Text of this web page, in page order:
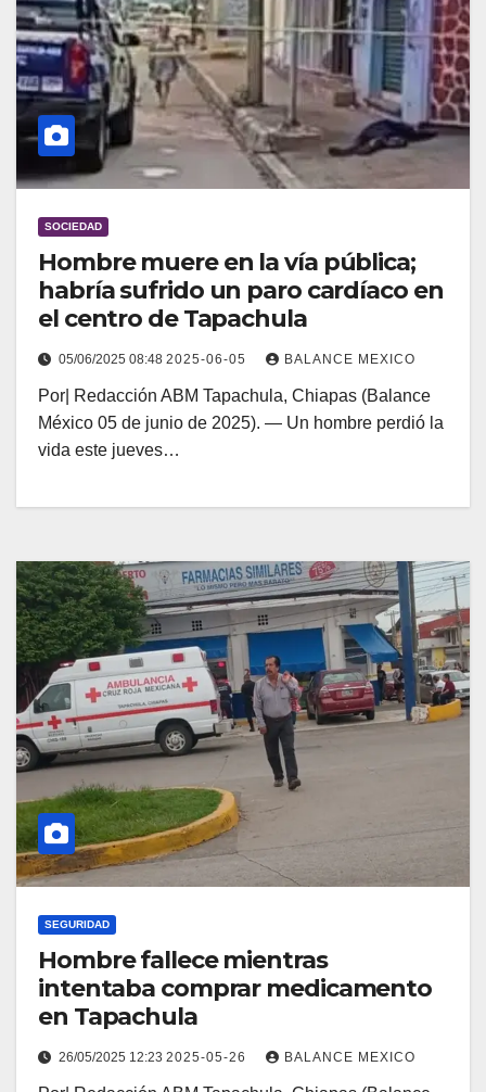
SOCIEDAD
Hombre muere en la vía pública;
habría sufrido un paro cardíaco en
el centro de Tapachula
05/06/2025 08:48 2025-06-05 BALANCE MEXICO
Por| Redacción ABM Tapachula, Chiapas (Balance
México 05 de junio de 2025). — Un hombre perdió la
vida este jueves…
SEGURIDAD
Hombre fallece mientras
intentaba comprar medicamento
en Tapachula
26/05/2025 12:23 2025-05-26 BALANCE MEXICO